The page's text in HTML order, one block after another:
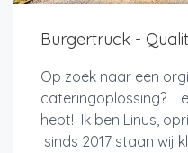
Burgertruck -
Op zoek naar een
cateringoplossing?
hebt! Ik ben Linus,
sinds 2017 staan wij